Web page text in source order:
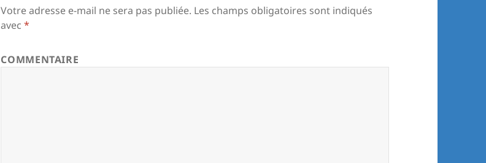
Votre adresse e-mail ne sera pas publiée. Les champs obligatoires sont indiqués
avec*
COMMENTAIRE